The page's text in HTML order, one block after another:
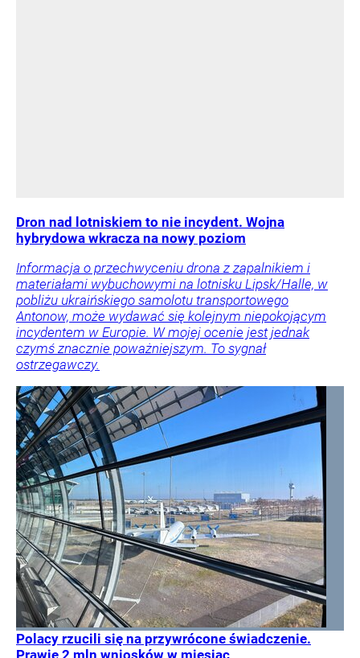
Dron nad lotniskiem to nie incydent. Wojna
hybrydowa wkracza na nowy poziom
Informacja o przechwyceniu drona z zapalnikiem i
materiałami wybuchowymi na lotnisku Lipsk/Halle, w
pobliżu ukraińskiego samolotu transportowego
Antonow, może wydawać się kolejnym niepokojącym
incydentem w Europie. W mojej ocenie jest jednak
czymś znacznie poważniejszym. To sygnał
ostrzegawczy.
Polacy rzucili się na przywrócone świadczenie.